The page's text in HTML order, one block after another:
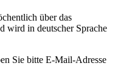
über das
wird in deutscher Sprache
Sie bitte E-Mail-Adresse